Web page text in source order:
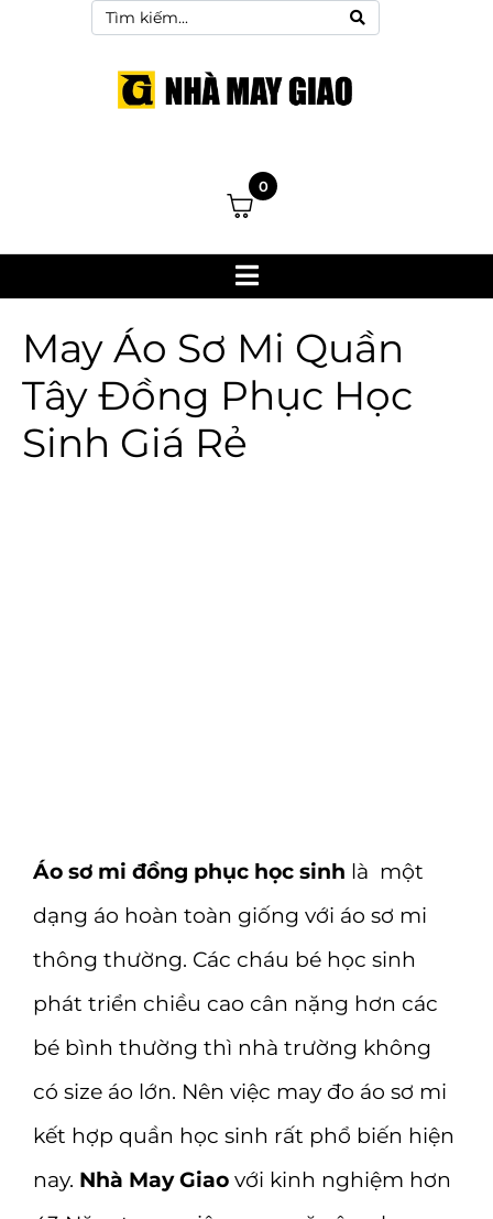
0
May Áo Sơ Mi Quần
Tây Đồng Phục Học
Sinh Giá Rẻ
Áo sơ mi đồng phục học sinh là một
dạng áo hoàn toàn giống với áo sơ mi
thông thường. Các cháu bé học sinh
phát triển chiều cao cân nặng hơn các
bé bình thường thì nhà trường không
có size áo lớn. Nên việc may đo áo sơ mi
kết hợp quần học sinh rất phổ biến hiện
nay. Nhà May Giao với kinh nghiệm hơn